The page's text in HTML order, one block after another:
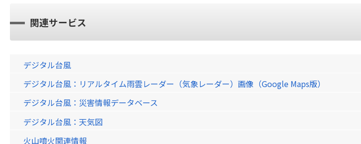
関連サービス
デジタル台風
デジタル台風：リアルタイム雨雲レーダー（気象レーダー）画像（Google Maps版）
デジタル台風：災害情報データベース
デジタル台風：天気図
火山噴火関連情報